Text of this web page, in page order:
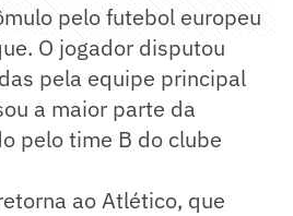
pelo futebol europeu
O jogador disputou
pela equipe principal
a maior parte da
pelo time B do clube
ao Atlético, que